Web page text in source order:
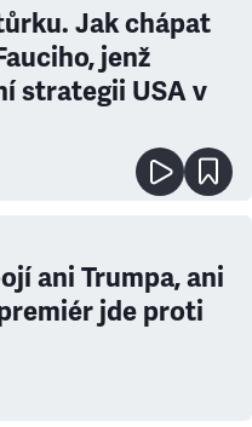
Jak chápat
jenž
strategii USA v
ani Trumpa, ani
jde proti